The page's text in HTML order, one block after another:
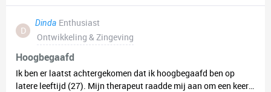
D
Dinda Enthusiast
Ontwikkeling & Zingeving
Hoogbegaafd
Ik ben er laatst achtergekomen dat ik hoogbegaafd ben op
latere leeftijd (27). Mijn therapeut raadde mij aan om een keer